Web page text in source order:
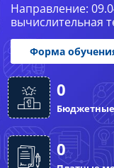
Слушателям
Партнерам
НИОКР
Направление:
вычислительная
Форма